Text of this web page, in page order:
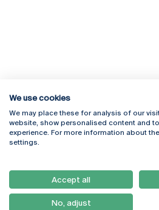
Rua Diogo Botelho 1327
4169-005 Porto
+351 226 196 240
We use cookies
We may place these for analysis of our
website, show personalised content and
experience. For more information about
settings.
Accept all
No, adjust